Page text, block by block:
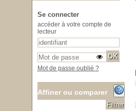
Se connecter
accéder à votre compte de
lecteur
Mot de passe oublié ?
Affiner ou comparer